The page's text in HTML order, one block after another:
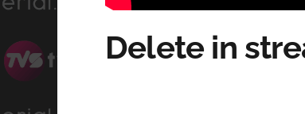
Delete in